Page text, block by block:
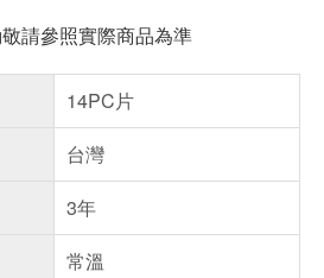
請參照實際商品為準
14PC片
台灣
3年
常溫